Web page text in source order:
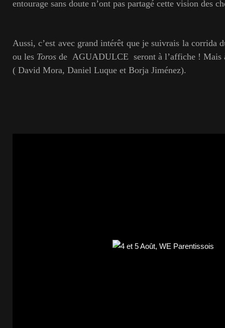
entourage sans doute n’ont pas partagé cette vision des
Aussi, c’est avec grand intérêt que je suivrais la corrida
ou les Toros de AGUADULCE seront à l’affiche !
( David Mora, Daniel Luque et Borja Jiménez).